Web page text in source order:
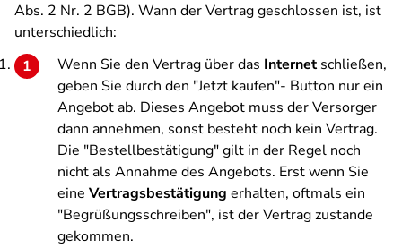
Abs. 2 Nr. 2 BGB). Wann der Vertrag geschlossen ist, ist
unterschiedlich:
Wenn Sie den Vertrag über das Internetschließen,
geben Sie durch den "Jetzt kaufen"- Button nur ein
Angebot ab. Dieses Angebot muss der Versorger
dann annehmen, sonst besteht noch kein Vertrag.
Die "Bestellbestätigung" gilt in der Regel noch
nicht als Annahme des Angebots. Erst wenn Sie
eine Vertragsbestätigung erhalten, oftmals ein
"Begrüßungsschreiben", ist der Vertrag zustande
gekommen.